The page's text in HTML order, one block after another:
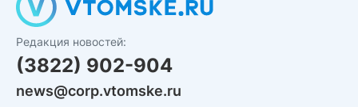
Редакция новостей:
(3822) 902-904
news@corp.vtomske.ru